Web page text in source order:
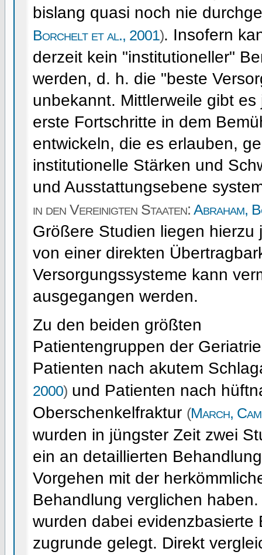
bislang quasi noch nie
Borchelt et al., 2001). Insofern
derzeit kein "institutioneller"
werden, d. h. die "beste
unbekannt. Mittlerweile gibt
erste Fortschritte in dem
entwickeln, die es erlauben,
institutionelle Stärken und
und Ausstattungsebene
in den Vereinigten Staaten:Abraham,
Größere Studien liegen hierzu
von einer direkten
Versorgungssysteme kann
ausgegangen werden.
Zu den beiden größten
Patientengruppen der
Patienten nach akutem
2000) und Patienten nach
Oberschenkelfraktur (March,
wurden in jüngster Zeit zwei
ein an detaillierten
Vorgehen mit der
Behandlung verglichen
wurden dabei evidenzbasierte
zugrunde gelegt. Direkt